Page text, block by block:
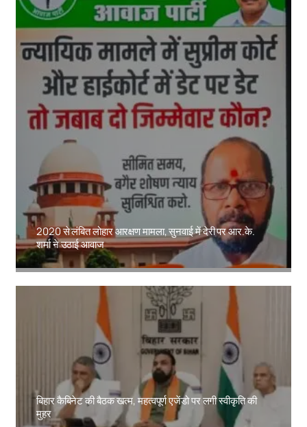
2020 से लंबित लोहार आरक्षण मामला, सुनवाई में देरी पर आर.के.
शर्मा ने उठाई आवाज
Amit Lekh
बिहार कैबिनेट की बैठक खत्म, महत्वपूर्ण एजेंडो पर लगी स्वीकृति की
मुहर